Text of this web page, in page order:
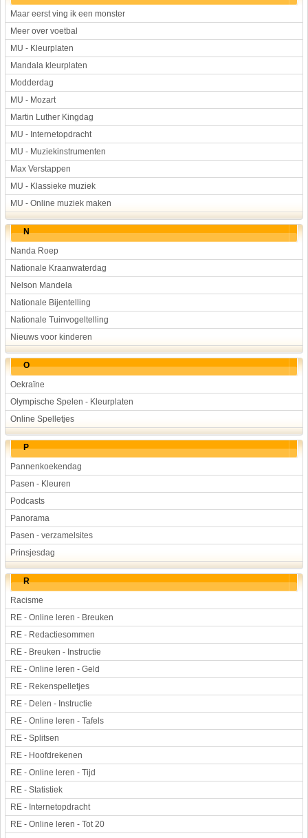
Maar eerst ving ik een monster
Meer over voetbal
MU - Kleurplaten
Mandala kleurplaten
Modderdag
MU - Mozart
Martin Luther Kingdag
MU - Internetopdracht
MU - Muziekinstrumenten
Max Verstappen
MU - Klassieke muziek
MU - Online muziek maken
N
Nanda Roep
Nationale Kraanwaterdag
Nelson Mandela
Nationale Bijentelling
Nationale Tuinvogeltelling
Nieuws voor kinderen
O
Oekraïne
Olympische Spelen - Kleurplaten
Online Spelletjes
P
Pannenkoekendag
Pasen - Kleuren
Podcasts
Panorama
Pasen - verzamelsites
Prinsjesdag
R
Racisme
RE - Online leren - Breuken
RE - Redactiesommen
RE - Breuken - Instructie
RE - Online leren - Geld
RE - Rekenspelletjes
RE - Delen - Instructie
RE - Online leren - Tafels
RE - Splitsen
RE - Hoofdrekenen
RE - Online leren - Tijd
RE - Statistiek
RE - Internetopdracht
RE - Online leren - Tot 20